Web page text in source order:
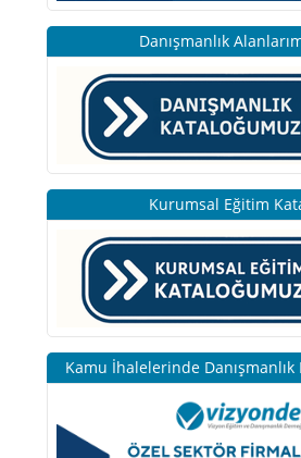
Danışmanlık
Kurumsal Eğitim
Kamu İhalelerinde Danışmanlık